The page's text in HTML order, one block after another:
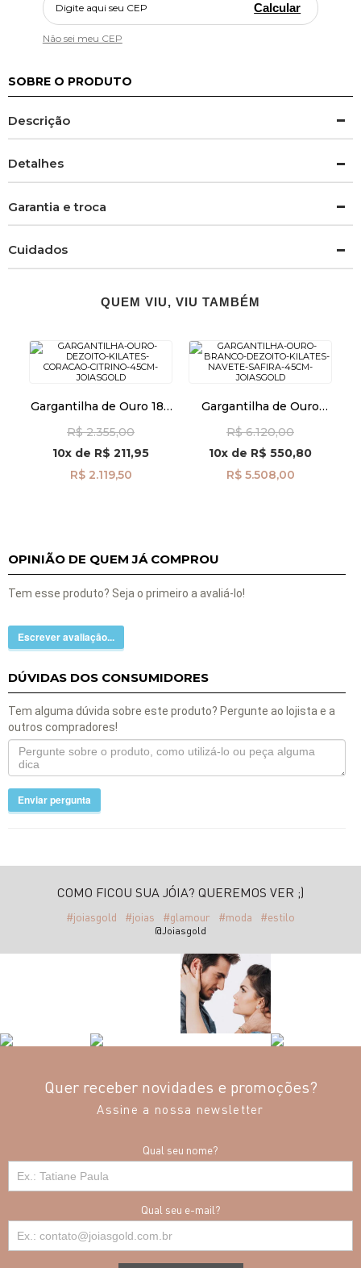
Calcular
Não sei meu CEP
SOBRE O PRODUTO
Descrição
Detalhes
Garantia e troca
Cuidados
QUEM VIU, VIU TAMBÉM
Gargantilha de Ouro 18k
ga08429
R$ 2.355,00
10x de R$ 211,95
R$ 2.119,50
Gargantilha de Ouro
de 45cm ga07876
R$ 6.120,00
10x de R$ 550,80
R$ 5.508,00
OPINIÃO DE QUEM JÁ COMPROU
Tem esse produto? Seja o primeiro a avaliá-lo!
Escrever avaliação...
DÚVIDAS DOS CONSUMIDORES
Tem alguma dúvida sobre este produto? Pergunte ao lojista e a
outros compradores!
Enviar pergunta
COMO FICOU SUA JÓIA? QUEREMOS VER ;)
#joiasgold #joias #glamour #moda #estilo
@Joiasgold
Quer receber novidades e promoções?
Assine a nossa newsletter
Qual seu nome?
Qual seu e-mail?